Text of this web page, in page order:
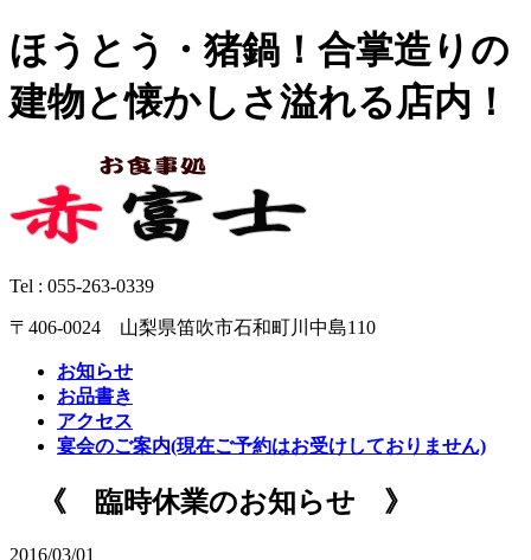
ほうとう・猪鍋！合掌造りの
建物と懐かしさ溢れる店内！
Tel : 055-263-0339
〒406-0024 山梨県笛吹市石和町川中島110
お知らせ
お品書き
アクセス
宴会のご案内(現在ご予約はお受けしておりません)
《 臨時休業のお知らせ 》
2016/03/01